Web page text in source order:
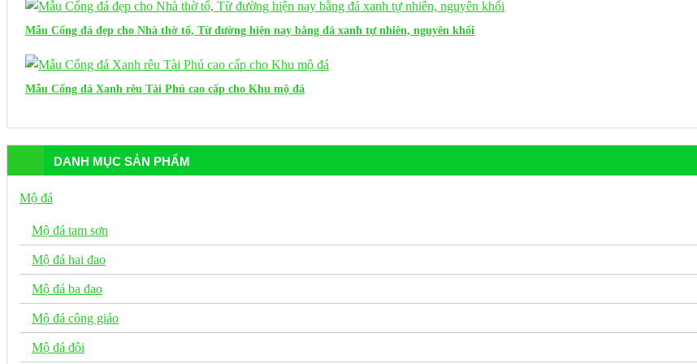
Mẫu Cổng đá đẹp cho Nhà thờ tổ, Từ đường hiện nay bằng đá xanh tự nhiên, nguyên khối
Mẫu Cổng đá Xanh rêu Tài Phú cao cấp cho Khu mộ đá
DANH MỤC SẢN PHẨM
Mộ đá
Mộ đá tam sơn
Mộ đá hai đao
Mộ đá ba đao
Mộ đá công giáo
Mộ đá đôi